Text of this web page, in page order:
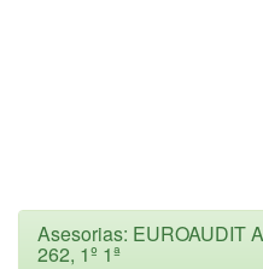
Asesorias: EUROAUDIT
262, 1º 1ª